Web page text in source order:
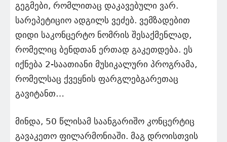
გეგმები, რომლითაც დაკავებული ვარ.
სარეპეტიციო ადგილს ვეძებ. ვემზადებით
დიდი საკონცერტო ნომრის შესაქმენლად,
რომელიც ბენდთან ერთად გაკეთდება. ეს
იქნება 2-საათიანი მუსიკალური პროგრამა,
რომელსაც ქვეყნის ფარგლებგარეთაც
გავიტანთ…
მინდა, 50 წლისამ საანგარიშო კონცერტიც
გავაკეთო ფილარმონიაში. მაგ დროისთვის